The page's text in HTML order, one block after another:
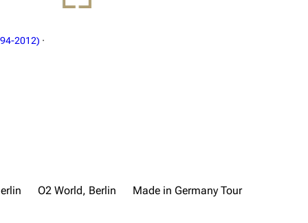
2012) ·
O2 World, Berlin Made in Germany Tour